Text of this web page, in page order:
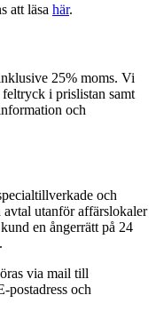
att läsa här.
25% moms. Vi
i prislistan samt
och
och
avtal utanför affärslokaler
en ångerrätt på 24
via mail till
postadress och